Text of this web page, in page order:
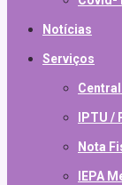
Notícias
Serviços
IPTU
Nota
IEPA